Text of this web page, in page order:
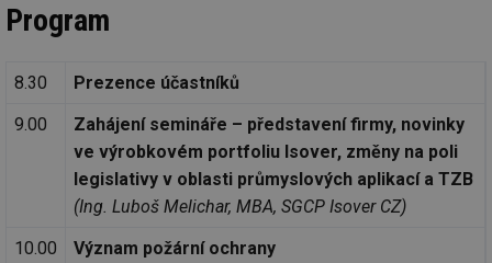
Program
8.30
Prezence účastníků
9.00
Zahájení semináře – představení firmy, novinky
ve výrobkovém portfoliu Isover, změny na poli
legislativy v oblasti průmyslových aplikací a TZB
(Ing. Luboš Melichar, MBA, SGCP Isover CZ)
10.00
Význam požární ochrany